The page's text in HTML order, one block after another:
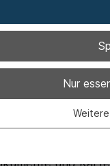
Club
der
und
Nur
Essenzielle Cookies